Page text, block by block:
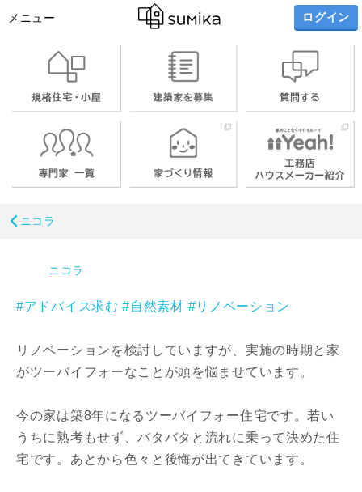
メニュー ログイン
ニコラ
ニコラ
#アドバイス求む #自然素材 #リノベーション
リノベーションを検討していますが、実施の時期と家
がツーバイフォーなことが頭を悩ませています。
今の家は築8年になるツーバイフォー住宅です。若い
うちに熟考もせず、バタバタと流れに乗って決めた住
宅です。あとから色々と後悔が出てきています。